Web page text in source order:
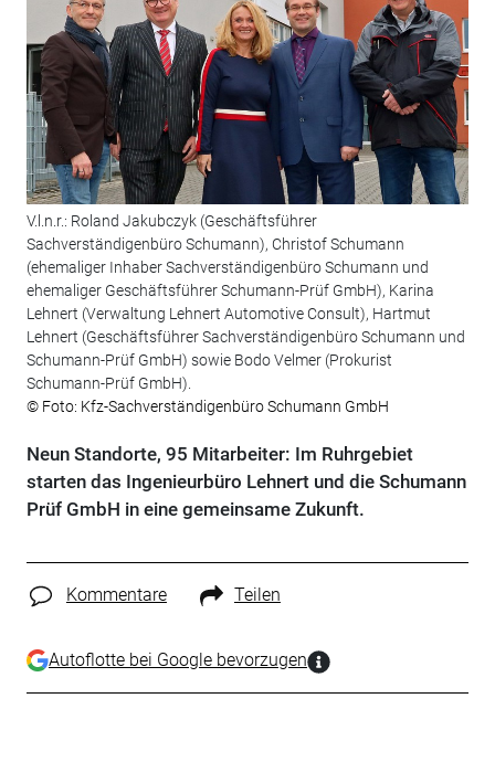
V.l.n.r.: Roland Jakubczyk (Geschäftsführer
Sachverständigenbüro Schumann), Christof Schumann
(ehemaliger Inhaber Sachverständigenbüro Schumann und
ehemaliger Geschäftsführer Schumann-Prüf GmbH), Karina
Lehnert (Verwaltung Lehnert Automotive Consult), Hartmut
Lehnert (Geschäftsführer Sachverständigenbüro Schumann und
Schumann-Prüf GmbH) sowie Bodo Velmer (Prokurist
Schumann-Prüf GmbH).
© Foto: Kfz-Sachverständigenbüro Schumann GmbH
Neun Standorte, 95 Mitarbeiter: Im Ruhrgebiet
starten das Ingenieurbüro Lehnert und die Schumann
Prüf GmbH in eine gemeinsame Zukunft.
Kommentare Teilen
Autoflotte bei Google bevorzugen